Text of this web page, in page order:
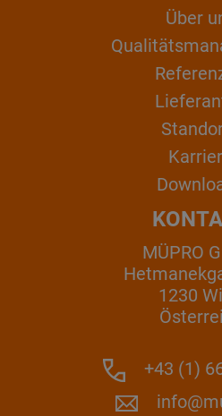
Über
MÜPRO
1230
+43 (1)